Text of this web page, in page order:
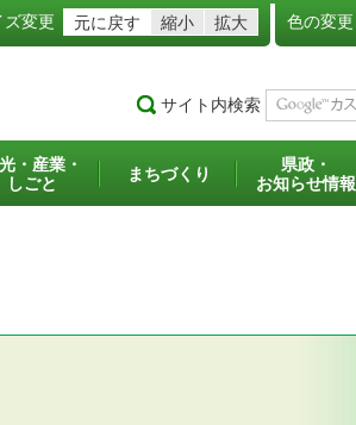
ズ変更 元に戻す 縮小 拡大 色の変更
サイト内検索
・産業・
しごと
まちづくり
県政・
お知らせ情報